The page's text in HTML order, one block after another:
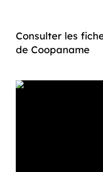
Consulter les
de Coopaname